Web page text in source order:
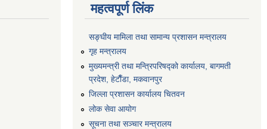
महत्वपूर्ण लिंक
सङ्‍घीय मामिला तथा सामान्य प्रशासन मन्त्रालय
गृह मन्त्रालय
मुख्यमन्त्री तथा मन्त्रिपरिषद्को कार्यालय, बागमती
प्रदेश, हेटाैँडा, मकवानपुर
जिल्ला प्रशासन कार्यालय चितवन
लोक सेवा आयोग
सूचना तथा सञ्चार मन्त्रालय